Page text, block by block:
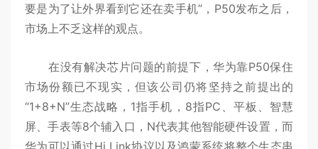
要是为了让外界看到它还在卖手机”，P50发布之后，
市场上不乏这样的观点。
在没有解决芯片问题的前提下，华为靠P50保住
市场份额已不现实，但该公司仍将坚持之前提出的
“1+8+N”生态战略，1指手机，8指PC、平板、智慧
屏、手表等8个辅入口，N代表其他智能硬件设置，而
华为可以通过Hi Link协议以及鸿蒙系统将整个生态串